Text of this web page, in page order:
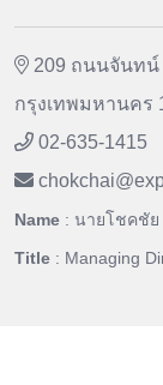
209 ถนนจันทน์
กรุงเทพมหานคร
02-635-1415
chokchai@
Name : นายโชคชั
Title : Managing